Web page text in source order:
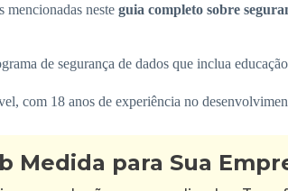
mencionadas neste guia completo sobre
de segurança de dados que inclua
com 18 anos de experiência no
Medida para Sua